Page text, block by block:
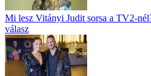
Mi lesz Vitányi Judit sorsa a TV2-
válasz